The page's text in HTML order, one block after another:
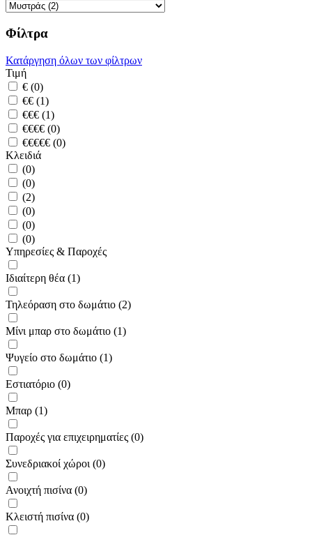
Φίλτρα
Κατάργηση όλων των φίλτρων
Τιμή
€ (0)
€€ (1)
€€€ (1)
€€€€ (0)
€€€€€ (0)
Κλειδιά
(0)
(0)
(2)
(0)
(0)
(0)
Υπηρεσίες & Παροχές
Ιδιαίτερη θέα (1)
Τηλεόραση στο δωμάτιο (2)
Μίνι μπαρ στο δωμάτιο (1)
Ψυγείο στο δωμάτιο (1)
Εστιατόριο (0)
Μπαρ (1)
Παροχές για επιχειρηματίες (0)
Συνεδριακοί χώροι (0)
Ανοιχτή πισίνα (0)
Κλειστή πισίνα (0)